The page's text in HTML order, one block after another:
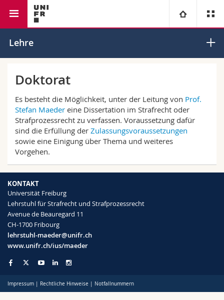
Universität
Campus
Forschung
Universität
Theologische Fak.
Rechtswissenschaftliche Fak.
Wirtschafts- und Sozialwissenschaftliche Fak.
Fak. für Erziehungs- und Bildungswissenschaften
Math.-Nat. und Med. Fak.
Interfakultär
Informationen für
Studieninteressierte
Studierende
Forschende
Mitarbeitende
Doktorierende
Ressourcen
Personenverzeichnis
Bibliotheken
Webmail
Vorlesungsverzeichnis
MyUnifr
Rechtswissenschaftliche
Lehrstuhl für Strafrecht und
Lehre
Doktorat
Es besteht die Möglichkeit, unter der Leitung von Prof.
Stefan Maeder eine Dissertation im Strafrecht oder
Strafprozessrecht zu verfassen. Voraussetzung dafür
sind die Erfüllung der Zulassungsvoraussetzungen
sowie eine Einigung über Thema und weiteres
Vorgehen.
KONTAKT
Universität Freiburg
Lehrstuhl für Strafrecht und Strafprozessrecht
Avenue de Beauregard 11
CH-1700 Fribourg
lehrstuhl-maeder@unifr.ch
www.unifr.ch/ius/maeder
Impressum | Rechtliche Hinweise | Notfallnummern